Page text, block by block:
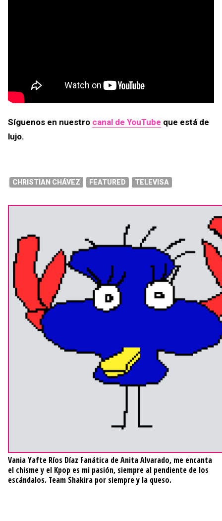
Síguenos en nuestro canal de YouTube que está de
lujo.
CHRISTIAN CHÁVEZ FEATURED TELEVISA
Vania Yafte Ríos Díaz Fanática de Anita Alvarado, me encanta
el chisme y el Kpop es mi pasión, siempre al pendiente de los
escándalos. Team Shakira por siempre y la queso.